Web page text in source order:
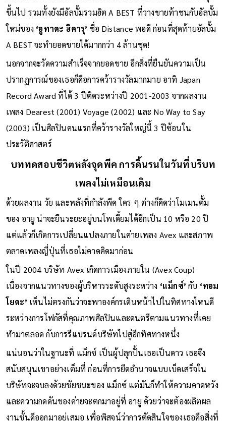
ของชาร์ต Oricon อย่างต่อเนื่อง อัลบั้มอย่าง Duty (2000), I am...
(2002) และ RAINBOW (2002) ต่างทำยอดขายระดับ 1 ล้านชุด
ขึ้นไป รวมทั้งยังมีอัลบั้มรวมฮิต A BEST ที่วางขายท้าชนกับอัลบั้ม
ชื่อ Distance พอดี ก่อนที่สุดท้ายอัลบั้ม
นอกจากจะวัดความสำเร็จจากยอดขาย อีกสิ่งที่ยืนยันความเป็น
Record Award ที่ได้ 3 ปีติดระหว่างปี 2001-2003 จากผลงาน
เพลง Dearest (2001) Voyage (2002) และ No Way to Say
(2003) เป็นศิลปินคนแรกที่คว้ารางวัลใหญ่นี้ 3 ปีซ้อนใน
ประวัติศาสตร์
บททดสอบชีวิตหลังจุดพีค การดิ้นรนในวันที่บริบท
เพลงไม่เหมือนเดิม
ด้วยผลงาน วัย และพลังที่กำลังพีค ใคร ๆ ต่างก็คิดว่าโมเมนตั้ม
ของ อายู น่าจะยืนระยะอยู่บนโพเดี้ยมได้อีกเป็น 10 หรือ 20 ปี
แต่แล้วก็เกิดการเปลี่ยนแปลงภายในค่ายเพลง Avex และสภาพ
ตลาดเพลงญี่ปุ่นที่เธอไม่คาดคิดมาก่อน
ในปี 2004 บริษัท Avex เกิดการเมืองภายใน (Avex Coup)
เนื่องจากแนวทางของผู้บริหารระดับสูงระหว่าง
กับ
โยดะ’
เห็นไม่ตรงกันว่าจะพาองค์กรเดินหน้าไปในทิศทางไหนดี
ระหว่างการโฟกัสที่คุณภาพศิลปินและดนตรีตามแนวทางที่เคย
ทำมาตลอด กับการรีแบรนด์บริษัทไปสู่อีกทิศทางหนึ่ง
แน่นอนว่าในฐานะที่ แม็กซ์ เป็นผู้ปลุกปั้นเธอเป็นดาว เธอจึง
สนับสนุนเขาอย่างเต็มที่ ก่อนที่การยึดอำนาจแบบเบ็ดเสร็จใน
บริษัทจะจบลงด้วยชัยชนะของ แม็กซ์ แต่มันก็ทำให้ความคาดหวัง